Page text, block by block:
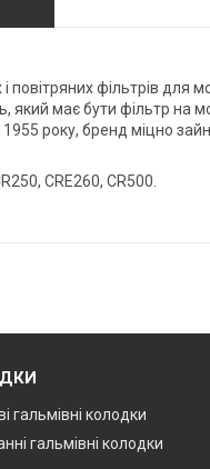
повітряних фільтрів для
який має бути фільтр на
року, бренд міцно
CRE260, CR500.
гальмівні колодки
гальмівні колодки